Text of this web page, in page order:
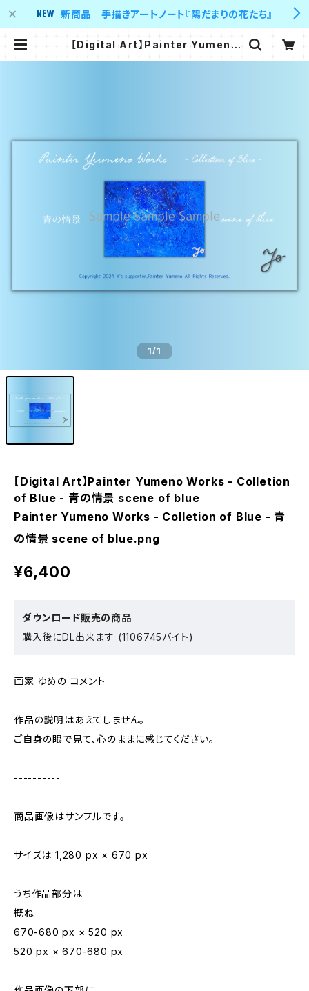
新商品 手描きアートノート『陽だまりの花たち』
【Digital Art】Painter Yumeno
1/1
【Digital Art】Painter Yumeno Works - Colletion
of Blue - 青の情景 scene of blue
Painter Yumeno Works - Colletion of Blue - 青
の情景 scene of blue.png
¥6,400
ダウンロード販売の商品
購入後にDL出来ます (1106745バイト)
画家 ゆめの コメント
作品の説明はあえてしません。
ご自身の眼で見て、心のままに感じてください。
----------
商品画像はサンプルです。
サイズは 1,280 px × 670 px
うち作品部分は
概ね
670-680 px × 520 px
520 px × 670-680 px